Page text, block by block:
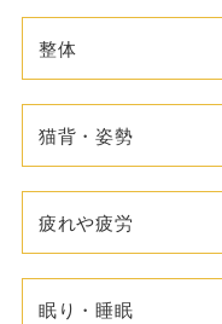
整体
猫背・姿勢
疲れや疲労
眠り・睡眠